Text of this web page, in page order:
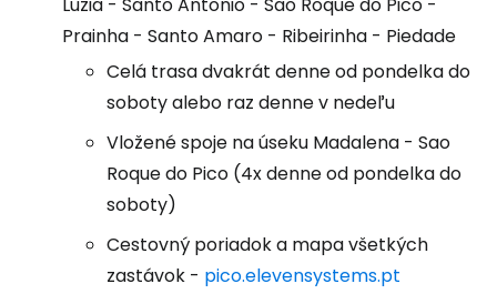
Luzia - Santo Antonio - Sao Roque do Pico -
Prainha - Santo Amaro - Ribeirinha - Piedade
Celá trasa dvakrát denne od pondelka do
soboty alebo raz denne v nedeľu
Vložené spoje na úseku Madalena - Sao
Roque do Pico (4x denne od pondelka do
soboty)
Cestovný poriadok a mapa všetkých
zastávok - pico.elevensystems.pt